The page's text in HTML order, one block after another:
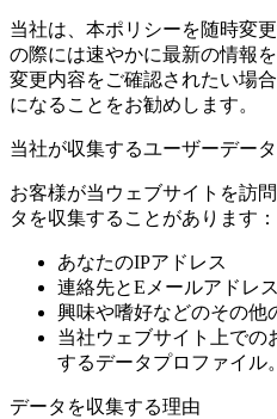
当社は、本ポリシーを随時変
の際には速やかに最新の情報
変更内容をご確認されたい場
になることをお勧めします。
当社が収集するユーザーデータ
お客様が当ウェブサイトを訪
タを収集することがあります：
あなたのIPアドレス
連絡先とEメールアドレス
興味や嗜好などのその他
当社ウェブサイト上での
するデータプロファイル。
データを収集する理由